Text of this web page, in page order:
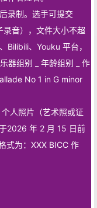
录制。选手可提交
音），文件大小不超
Bilibili、Youku 平台，
器组别 _ 年龄组别 _ 作
No 1 in G minor
人照片（艺术照或证
2026 年 2 月 15 日前
式为：XXX BICC 作